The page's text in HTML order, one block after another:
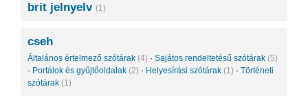
brit jelnyelv (1)
cseh
Általános értelmező szótárak (4) · Sajátos rendeltetésű szótárak (5)
· Portálok és gyűjtőoldalak (2) · Helyesírási szótárak (1) · Történeti
szótárak (1)